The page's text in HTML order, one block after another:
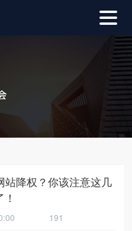
站降权？你该注意这几
191